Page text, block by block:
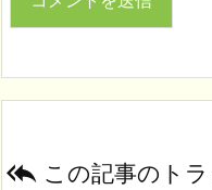
 この記事のト